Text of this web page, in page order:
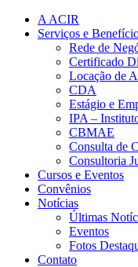
A ACIR
Serviços e
Rede de
Certificado
Locação de
CDA
Estágio e
IPA –
CBMAE
Consulta de
Consultoria
Cursos e Eventos
Convênios
Notícias
Últimas
Eventos
Fotos
Contato